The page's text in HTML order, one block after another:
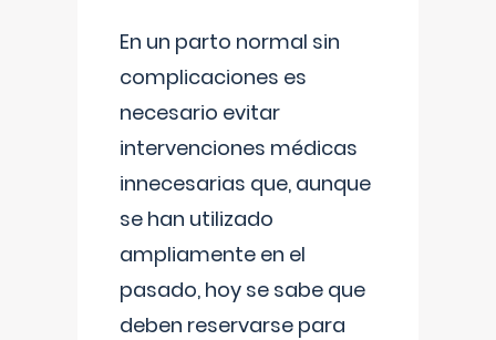
En un parto normal sin
complicaciones es
necesario evitar
intervenciones médicas
innecesarias que, aunque
se han utilizado
ampliamente en el
pasado, hoy se sabe que
deben reservarse para